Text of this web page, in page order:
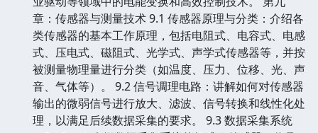
章：传感器与测量技术 9.1 传感器原理与分类：介绍各
类传感器的基本工作原理，包括电阻式、电容式、电感
式、压电式、磁阻式、光学式、声学式传感器等，并按
被测量物理量进行分类（如温度、压力、位移、光、声
音、气体等）。 9.2 信号调理电路：讲解如何对传感器
输出的微弱信号进行放大、滤波、信号转换和线性化处
理，以满足后续数据采集的要求。 9.3 数据采集系统